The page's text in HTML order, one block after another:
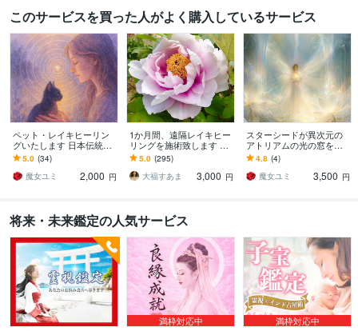
このサービスを買った人がよく購入しているサービス
ペット・レイキヒーリン
グいたします 日本伝統臼
井式レイキで、あなたの
大切な家族を元気に❤
5.0 (34)
魔女ユミ
2,000 円
1か月間、遠隔レイキヒー
リングを施術致します 【1
回で効果が分かるか不安
な方に、長期間の施術を
提供します】
5.0 (295)
大福すあま
3,000 円
スターシードが異次元の
アトリアムの光の窓を開
けます 重いエネルギー
を、アトリアムの風で洗
い流す∇魂の換気
4.8 (4)
魔女ユミ
3,500 円
将来・未来鑑定の人気サービス
満枠対応中
満枠対応中